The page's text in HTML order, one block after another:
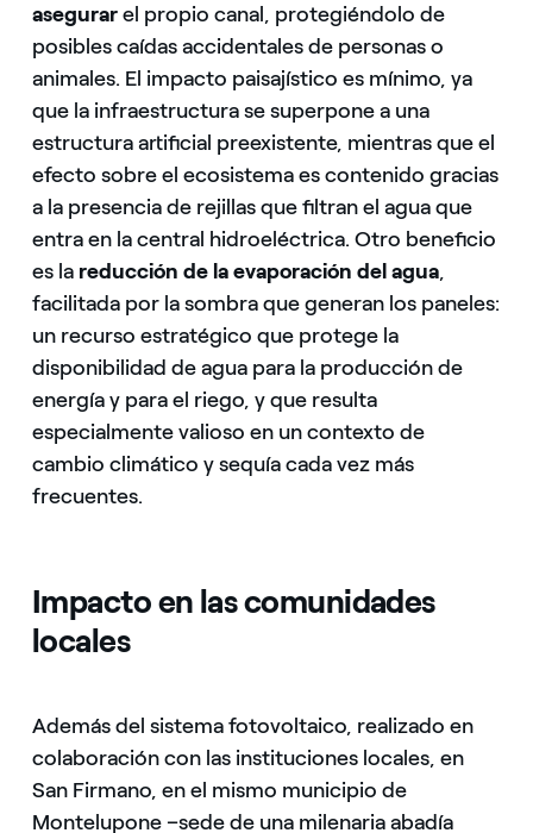
asegurarel propio canal, protegiéndolo de
posibles caídas accidentales de personas o
animales. El impacto paisajístico es mínimo, ya
que la infraestructura se superpone a una
estructura artificial preexistente, mientras que el
efecto sobre el ecosistema es contenido gracias
a la presencia de rejillas que filtran el agua que
entra en la central hidroeléctrica. Otro beneficio
es la reducción de la evaporación del agua,
facilitada por la sombra que generan los paneles:
un recurso estratégico que protege la
disponibilidad de agua para la producción de
energía y para el riego, y que resulta
especialmente valioso en un contexto de
cambio climático y sequía cada vez más
frecuentes.
Impacto en las comunidades
locales
Además del sistema fotovoltaico, realizado en
colaboración con las instituciones locales, en
San Firmano, en el mismo municipio de
Montelupone –sede de una milenaria abadía